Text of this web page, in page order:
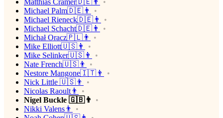
Matthias Cramer🇩🇪👨
Michael Palm🇩🇪👨
Michael Rieneck🇩🇪👨
Michael Schacht🇩🇪👨
Michał Oracz🇵🇱👨
Mike Elliott🇺🇸👨
Mike Selinker🇺🇸👨
Nate French🇺🇸👨
Nestore Mangone🇮🇹👨
Nick Little 🇺🇸👨
Nicolas Raoult👨
Nigel Buckle 🇬🇧👨
Nikki Valens👨